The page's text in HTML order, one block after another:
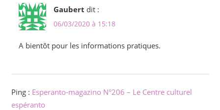
Gaubert dit :
06/03/2020 à 15:18
A bientôt pour les informations pratiques.
Ping : Esperanto-magazino N°206 – Le Centre culturel
espéranto